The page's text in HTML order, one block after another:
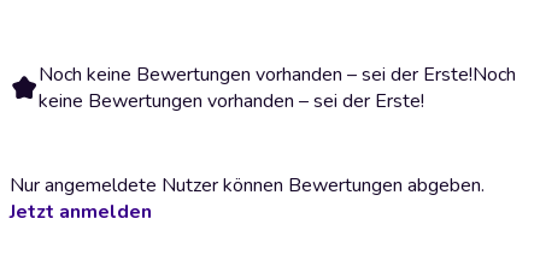
Noch keine Bewertungen vorhanden – sei der Erste!Noch
keine Bewertungen vorhanden – sei der Erste!
Nur angemeldete Nutzer können Bewertungen abgeben.
Jetzt anmelden